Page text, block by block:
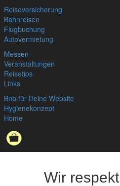
Wir
Reiseversicherung
Bahnreisen
Flugbuchung
Autovermietung
Messen
Veranstaltungen
Reisetips
Links
Bnb für Deine Website
Hygienekonzept
Home
Datenschutzerklärung,